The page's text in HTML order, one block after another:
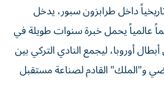
داخل طرابزون سبور، يدخل
عالمياً يحمل خبرة سنوات طويلة في
أوروبا، ليجمع النادي التركي بين
و"الملك" القادم لصناعة مستقبل